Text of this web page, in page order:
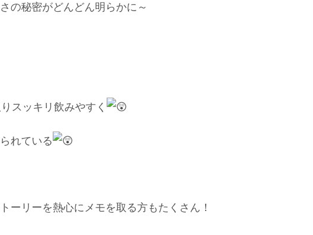
の秘密がどんどん明らかに～
スッキリ飲みやすく
れている
ーリーを熱心にメモを取る方もたくさん！